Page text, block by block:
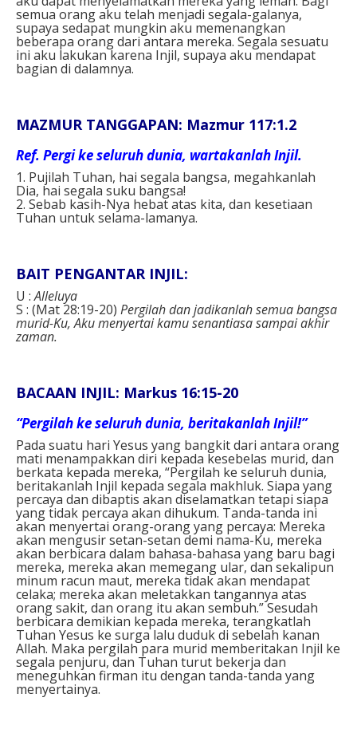
semua orang aku telah menjadi segala-galanya,
supaya sedapat mungkin aku memenangkan
beberapa orang dari antara mereka. Segala sesuatu
ini aku lakukan karena Injil, supaya aku mendapat
bagian di dalamnya.
MAZMUR TANGGAPAN: Mazmur 117:1.2
Ref. Pergi ke seluruh dunia, wartakanlah Injil.
1. Pujilah Tuhan, hai segala bangsa, megahkanlah
Dia, hai segala suku bangsa!
2. Sebab kasih-Nya hebat atas kita, dan kesetiaan
Tuhan untuk selama-lamanya.
BAIT PENGANTAR INJIL:
U :Alleluya
S : (Mat 28:19-20) Pergilah dan jadikanlah semua bangsa
murid-Ku, Aku menyertai kamu senantiasa sampai akhir
zaman.
BACAAN INJIL: Markus 16:15-20
“Pergilah ke seluruh dunia, beritakanlah Injil!”
Pada suatu hari Yesus yang bangkit dari antara orang
mati menampakkan diri kepada kesebelas murid, dan
berkata kepada mereka, “Pergilah ke seluruh dunia,
beritakanlah Injil kepada segala makhluk. Siapa yang
percaya dan dibaptis akan diselamatkan tetapi siapa
yang tidak percaya akan dihukum. Tanda-tanda ini
akan menyertai orang-orang yang percaya: Mereka
akan mengusir setan-setan demi nama-Ku, mereka
akan berbicara dalam bahasa-bahasa yang baru bagi
mereka, mereka akan memegang ular, dan sekalipun
minum racun maut, mereka tidak akan mendapat
celaka; mereka akan meletakkan tangannya atas
orang sakit, dan orang itu akan sembuh.” Sesudah
berbicara demikian kepada mereka, terangkatlah
Tuhan Yesus ke surga lalu duduk di sebelah kanan
Allah. Maka pergilah para murid memberitakan Injil ke
segala penjuru, dan Tuhan turut bekerja dan
meneguhkan firman itu dengan tanda-tanda yang
menyertainya.